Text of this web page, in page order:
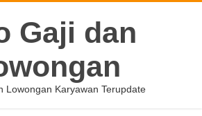
Gaji dan
Lowongan Karyawan Terupdate